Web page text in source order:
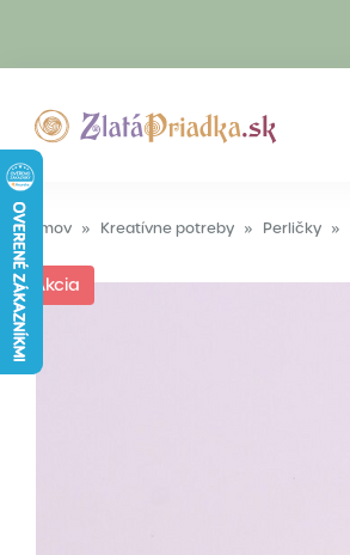
Domov » Kreatívne potreby » Perličky »
Akcia